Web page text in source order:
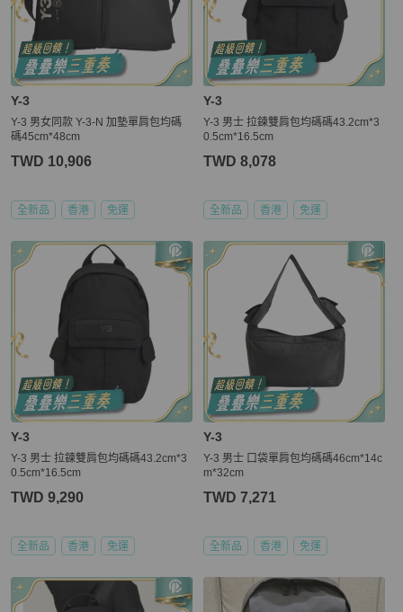
Y-3
Y-3 男女同款 Y-3-N 加墊單肩包均碼
碼45cm*48cm
TWD 10,906
全新品 香港 免運
Y-3
Y-3 男士 拉鍊雙肩包均碼碼43.2cm*3
0.5cm*16.5cm
TWD 8,078
全新品 香港 免運
Y-3
Y-3 男士 拉鍊雙肩包均碼碼43.2cm*3
0.5cm*16.5cm
TWD 9,290
全新品 香港 免運
Y-3
Y-3 男士 口袋單肩包均碼碼46cm*14c
m*32cm
TWD 7,271
全新品 香港 免運